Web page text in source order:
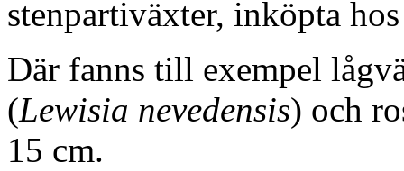
stenpartiväxter, inköpta
Där fanns till exempel
(Lewisia nevedensis) och
15 cm.